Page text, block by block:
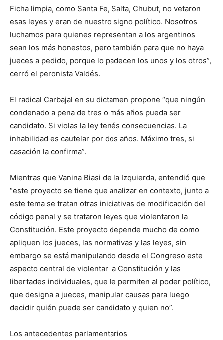
Ficha limpia, como Santa Fe, Salta, Chubut, no vetaron
esas leyes y eran de nuestro signo político. Nosotros
luchamos para quienes representan a los argentinos
sean los más honestos, pero también para que no haya
jueces a pedido, porque lo padecen los unos y los otros”,
cerró el peronista Valdés.
El radical Carbajal en su dictamen propone “que ningún
condenado a pena de tres o más años pueda ser
candidato. Si violas la ley tenés consecuencias. La
inhabilidad es cautelar por dos años. Máximo tres, si
casación la confirma”.
Mientras que Vanina Biasi de la Izquierda, entendió que
“este proyecto se tiene que analizar en contexto, junto a
este tema se tratan otras iniciativas de modificación del
código penal y se trataron leyes que violentaron la
Constitución. Este proyecto depende mucho de como
apliquen los jueces, las normativas y las leyes, sin
embargo se está manipulando desde el Congreso este
aspecto central de violentar la Constitución y las
libertades individuales, que le permiten al poder político,
que designa a jueces, manipular causas para luego
decidir quién puede ser candidato y quien no”.
Los antecedentes parlamentarios